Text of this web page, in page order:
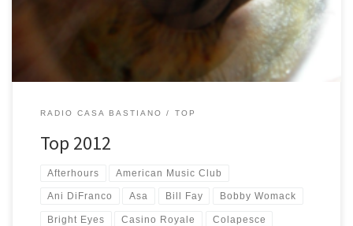
25 di sempre. Non sai come fare a collegarti a […]
RADIO CASA BASTIANO TOP
Top 2012
Afterhours American Music Club
Ani DiFranco Asa Bill Fay Bobby Womack
Bright Eyes Casino Royale Colapesce